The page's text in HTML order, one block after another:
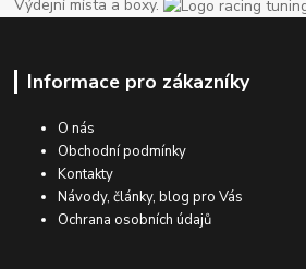
Výdejní místa a boxy.
Informace pro zákazníky
O nás
Obchodní podmínky
Kontakty
Návody, články, blog pro Vás
Ochrana osobních údajů